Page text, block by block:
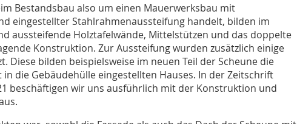
Bestandsbau also um einen Mauerwerksbau mit
eingestellter Stahlrahmenaussteifung handelt, bilden im
aussteifende Holztafelwände, Mittelstützen und das doppelte
Konstruktion. Zur Aussteifung wurden zusätzlich einige
Diese bilden beispielsweise im neuen Teil der Scheune die
die Gebäudehülle eingestellten Hauses. In der Zeitschrift
beschäftigen wir uns ausführlich mit der Konstruktion und